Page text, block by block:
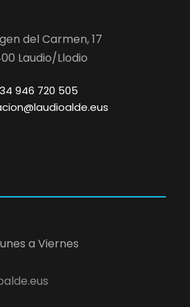
del Carmen, 17
Laudio/Llodio
946 720 505
a Viernes